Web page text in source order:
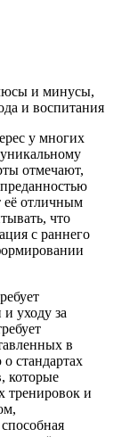
и минусы,
и воспитания
у многих
отмечают,
её отличным
что
с раннего
уходу за
в
стандартах
которые
тренировок и